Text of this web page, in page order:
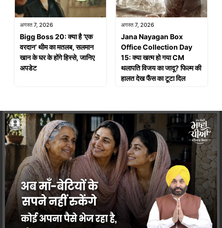
अगस्त 7, 2026
Bigg Boss 20: क्या है ‘एक
वरदान’ थीम का मतलब, सलमान
खान के घर के होंगे हिस्से, जानिए
अपडेट
अगस्त 7, 2026
Jana Nayagan Box
Office Collection Day
15: क्या खत्म हो गया CM
थलापति विजय का जादू? फिल्म की
हालत देख फैंस का टूटा दिल